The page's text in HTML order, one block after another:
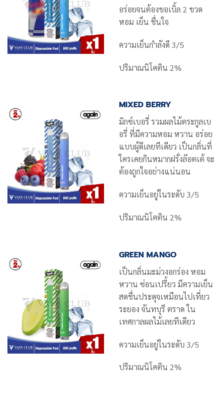
อร่อยจนต้องขอเบิ้ล 2 ขวด
หอม เย็น ชื่นใจ
ความเย็นกำลังดี 3/5
ปริมาณนิโคติน 2%
MIXED BERRY
มิกซ์เบอรี่ รวมผลไม้ตระกูลเบ
อรี่ ที่มีความหอม หวาน อร่อย
แบบผู้ดีเลยทีเดียว เป็นกลิ่นที่
ใครเคยกินหมากฝรั่งล๊อตเต้ จะ
ต้องถูกใจอย่างแน่นอน
ความเย็นอยู่ในระดับ 3/5
ปริมาณนิโคติน 2%
GREEN MANGO
เป็นกลิ่นมะม่วงอกร่อง หอม
หวาน ซ่อนเปรี้ยว มีความเย็น
สดชื่นประดุจเหมือนไปเที่ยว
ระยอง จันทบุรี ตราด ใน
เทศกาลผลไม้เลยทีเดียว
ความเย็นอยู่ในระดับ 3/5
ปริมาณนิโคติน 2%